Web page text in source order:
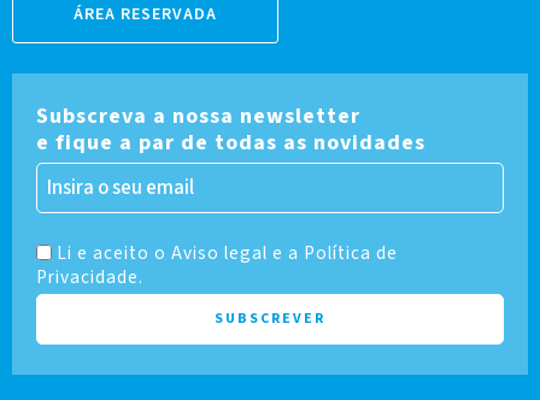
ÁREA RESERVADA
Subscreva a nossa newsletter
e fique a par de todas as novidades
Li e aceito o Aviso legal e a Política de
Privacidade.